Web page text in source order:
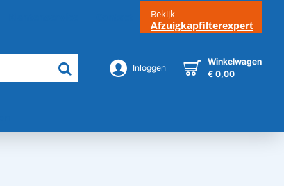
Bekijk
Afzuigkapfilterexpert
Inloggen
Winkelwagen
€ 0,00